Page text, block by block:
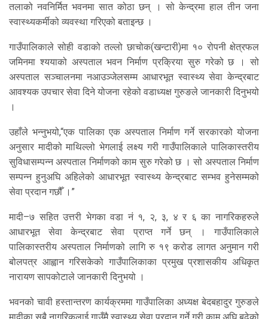
तलाको नवनिर्मित भवनमा सात कोठा छन् । सो केन्द्रमा हाल तीन जना
स्वास्थ्यकर्मीको व्यवस्था गरिएको बताइन्छ ।
गाउँपालिकाले सोही वडाको तल्लो छाचोक(खन्टारी)मा १० रोपनी क्षेत्रफल
जमिनमा श्ययाको अस्पताल भवन निर्माण प्रक्रिया सुरु गरेको छ । सो
अस्पताल सञ्चालनमा नआउञ्जेलसम्म आधारभूत स्वास्थ्य सेवा केन्द्रबाट
आवश्यक उपचार सेवा दिने योजना रहेको वडाध्यक्ष गुरुङले जानकारी दिनुभयो
।
उहाँले भन्नुभयो,“एक पालिका एक अस्पताल निर्माण गर्ने सरकारको योजना
अनुसार मादीको माथिल्लो भेगलाई लक्ष्य गरी गाउँपालिकाले पालिकास्तरीय
सुविधासम्पन्न अस्पताल निर्माणको काम सुरु गरेको छ । सो अस्पताल निर्माण
सम्पन्न हुनुअघि अहिलेको आधारभूत स्वास्थ्य केन्द्रबाट सम्भव हुनेसम्मको
सेवा प्रदान गछौँ ।”
मादी–७ सहित उत्तरी भेगका वडा नं १, २, ३, ४ र ६ का नागरिकहरुले
आधारभूत सेवा केन्द्रबाट सेवा प्राप्त गर्ने छन् । गाउँपालिकाले
पालिकास्तरीय अस्पताल निर्माणको लागि रु १९ करोड लागत अनुमान गरी
बोलपत्र आह्वान गरिसकेको गाउँपालिकाका प्रमुख प्रशासकीय अधिकृत
नारायण सापकोटाले जानकारी दिनुभयो ।
भवनको चावी हस्तान्तरण कार्यक्रममा गाउँपालिका अध्यक्ष बेदबहादुर गुरुङले